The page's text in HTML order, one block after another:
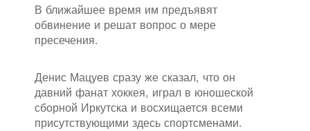
В ближайшее время им предъявят
обвинение и решат вопрос о мере
пресечения.
Денис Мацуев сразу же сказал, что он
давний фанат хоккея, играл в юношеской
сборной Иркутска и восхищается всеми
присутствующими здесь спортсменами.